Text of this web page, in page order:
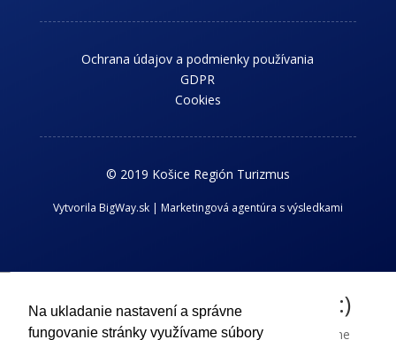
Na ukladanie nastavení a správne
fungovanie stránky využívame súbory
Ochrana údajov a podmienky používania
GDPR
Cookies
© 2019 Košice Región Turizmus
Vytvorila BigWay.sk | Marketingová agentúra s výsledkami
Chcem dostávať novinky z kraja :)
Príhlaste sa k odberu nášho newslettra a dostávajte aktuálne